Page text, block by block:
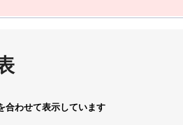
合わせて表示しています